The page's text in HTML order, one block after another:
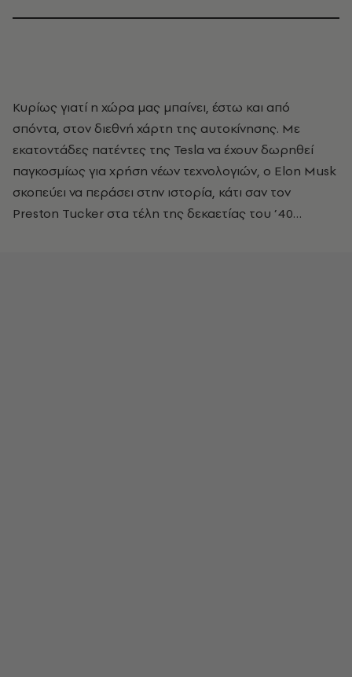
Κυρίως γιατί η χώρα μας μπαίνει, έστω και από
σπόντα, στον διεθνή χάρτη της αυτοκίνησης. Με
εκατοντάδες πατέντες της Tesla να έχουν δωρηθεί
παγκοσμίως για χρήση νέων τεχνολογιών, ο Elon Musk
σκοπεύει να περάσει στην ιστορία, κάτι σαν τον
Preston Tucker στα τέλη της δεκαετίας του ’40…